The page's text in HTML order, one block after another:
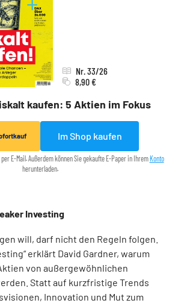
kaufen: 5 Aktien im Fokus
Nr. 33/26
8,90 €
Im Shop kaufen
E-Mail. Außerdem können Sie gekaufte E-Paper in Ihrem Konto
herunterladen.
Investing
will, darf nicht den Regeln folgen.
erklärt David Gardner, warum
von außer­gewöhnlichen
Statt auf kurzfristige Trends
Innovation und Mut zum